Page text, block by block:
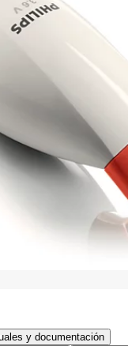
y documentación